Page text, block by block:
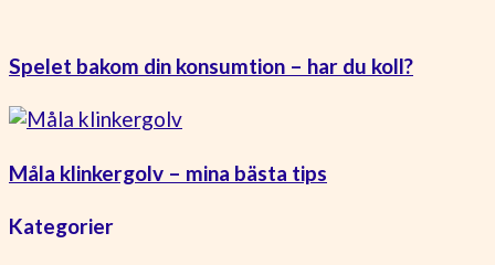
Spelet bakom din konsumtion – har du koll?
Måla klinkergolv – mina bästa tips
Kategorier